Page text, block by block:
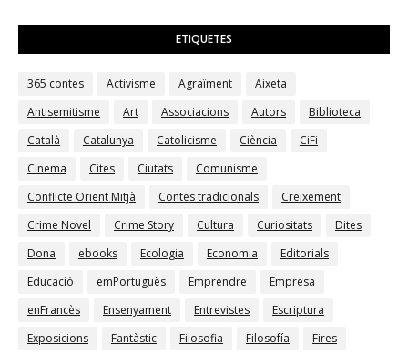
ETIQUETES
365 contes Activisme Agraïment
Aixeta
Antisemitisme
Art Associacions Autors
Biblioteca
Català
Catalunya Catolicisme Ciència
CiFi
Cinema
Cites Ciutats
Comunisme
Conflicte Orient Mitjà
Contes tradicionals
Creixement
Crime Novel
Crime Story Cultura Curiositats
Dites
Dona
ebooks Ecologia Economia
Editorials
Educació
emPortuguês Emprendre
Empresa
enFrancès
Ensenyament Entrevistes
Escriptura
Exposicions
Fantàstic Filosofia Filosofía
Fires